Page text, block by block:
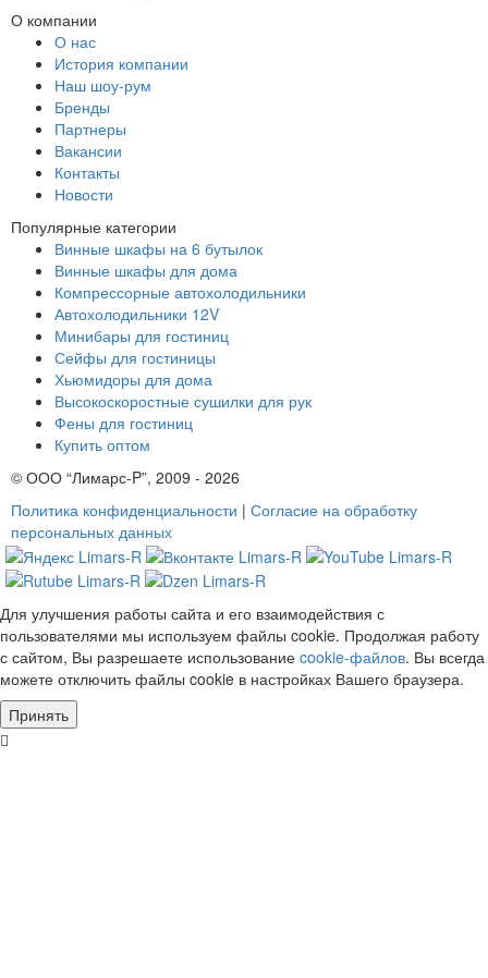
О компании
О нас
История компании
Наш шоу-рум
Бренды
Партнеры
Вакансии
Контакты
Новости
Популярные категории
Винные шкафы на 6 бутылок
Винные шкафы для дома
Компрессорные автохолодильники
Автохолодильники 12V
Минибары для гостиниц
Сейфы для гостиницы
Хьюмидоры для дома
Высокоскоростные сушилки для рук
Фены для гостиниц
Купить оптом
© ООО “Лимарс-P”, 2009 - 2026
Политика конфиденциальности | Согласие на обработку
персональных данных
Для улучшения работы сайта и его взаимодействия с
пользователями мы используем файлы cookie. Продолжая работу
с сайтом, Вы разрешаете использование cookie-файлов. Вы всегда
можете отключить файлы cookie в настройках Вашего браузера.
Принять